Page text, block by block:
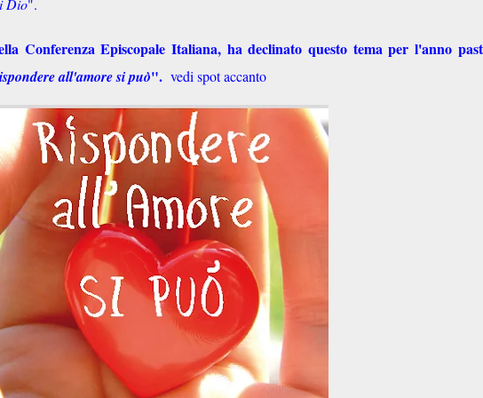
Dio".
Conferenza Episcopale Italiana, ha declinato questo tema per l'anno
all'amore si può". vedi spot accanto